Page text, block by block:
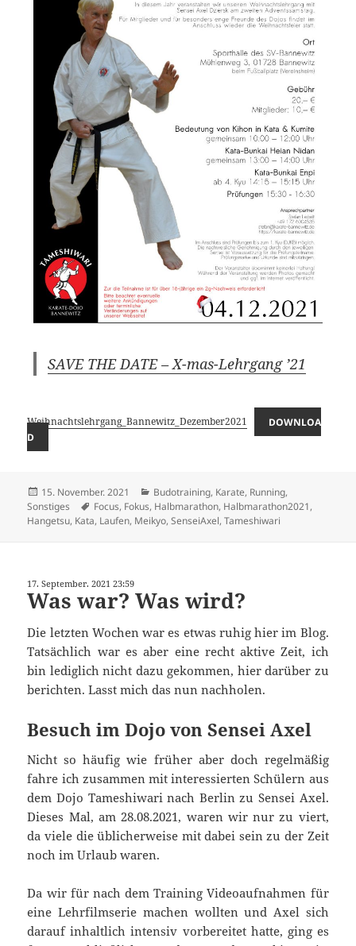
SAVE THE DATE – X-mas-Lehrgang ’21
Weihnachtslehrgang_Bannewitz_Dezember2021
DOWNLOA
D
Veröffentlicht
am
15. November. 2021 Kategorien
Budotraining, Karate, Running,
Sonstiges
Schlagwörter
Focus, Fokus, Halbmarathon, Halbmarathon2021,
Hangetsu, Kata, Laufen, Meikyo,SenseiAxel,Tameshiwari
17. September. 2021 23:59
Was war? Was wird?
Die letzten Wochen war es etwas ruhig hier im Blog.
Tatsächlich war es aber eine recht aktive Zeit, ich
bin lediglich nicht dazu gekommen, hier darüber zu
berichten. Lasst mich das nun nachholen.
Besuch im Dojo von Sensei Axel
Nicht so häufig wie früher aber doch regelmäßig
fahre ich zusammen mit interessierten Schülern aus
dem Dojo Tameshiwari nach Berlin zu Sensei Axel.
Dieses Mal, am 28.08.2021, waren wir nur zu viert,
da viele die üblicherweise mit dabei sein zu der Zeit
noch im Urlaub waren.
Da wir für nach dem Training Videoaufnahmen für
eine Lehrfilmserie machen wollten und Axel sich
darauf inhaltlich intensiv vorbereitet hatte, ging es